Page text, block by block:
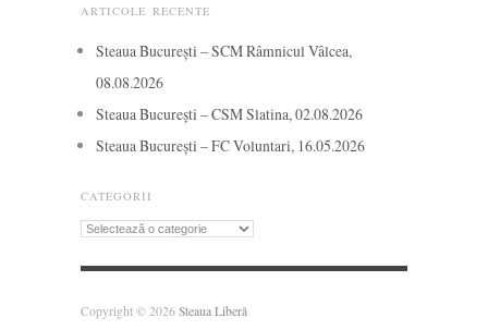
ARTICOLE RECENTE
Steaua București – SCM Râmnicul Vâlcea,
08.08.2026
Steaua București – CSM Slatina, 02.08.2026
Steaua București – FC Voluntari, 16.05.2026
CATEGORII
Categorii
Copyright © 2026 Steaua Liberă